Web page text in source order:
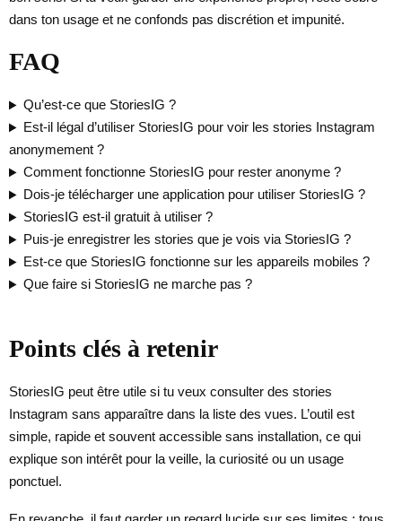
dans ton usage et ne confonds pas discrétion et impunité.
FAQ
Qu’est-ce que StoriesIG ?
Est-il légal d’utiliser StoriesIG pour voir les stories Instagram
anonymement ?
Comment fonctionne StoriesIG pour rester anonyme ?
Dois-je télécharger une application pour utiliser StoriesIG ?
StoriesIG est-il gratuit à utiliser ?
Puis-je enregistrer les stories que je vois via StoriesIG ?
Est-ce que StoriesIG fonctionne sur les appareils mobiles ?
Que faire si StoriesIG ne marche pas ?
Points clés à retenir
StoriesIG peut être utile si tu veux consulter des stories
Instagram sans apparaître dans la liste des vues. L’outil est
simple, rapide et souvent accessible sans installation, ce qui
explique son intérêt pour la veille, la curiosité ou un usage
ponctuel.